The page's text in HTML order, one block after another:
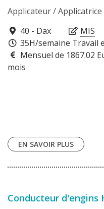
Applicateur /
40100
40 - Dax
MIS
35H/semaine Travail
Mensuel de 1867.02
mois
EN SAVOIR PLUS
Conducteur d'engins